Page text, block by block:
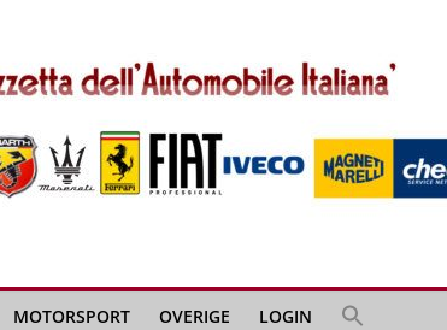
MOTORSPORT OVERIGE LOGIN